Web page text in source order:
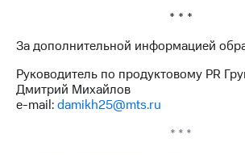
* * *
За дополнительной информацией
Руководитель по продуктовому PR
Дмитрий Михайлов
e-mail:damikh25@mts.ru
* * *